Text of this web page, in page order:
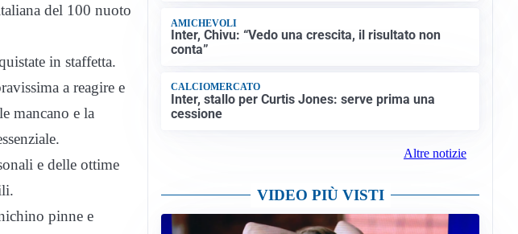
del 100 nuoto
in staffetta.
a reagire e
mancano e la
e delle ottime
pinne e
AMICHEVOLI
Inter, Chivu: “Vedo una crescita, il risultato non
conta”
CALCIOMERCATO
Inter, stallo per Curtis Jones: serve prima una
cessione
Altre notizie
VIDEO PIÙ VISTI